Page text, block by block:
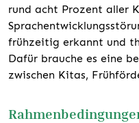
rund acht Prozent aller
frühzeitig erkannt und
Dafür brauche es eine
zwischen Kitas,